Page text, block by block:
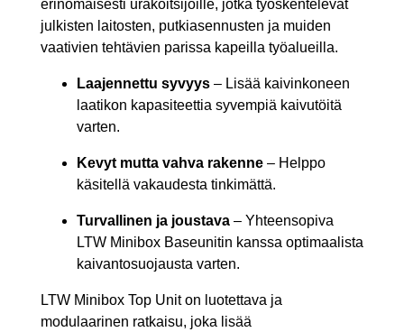
erinomaisesti urakoitsijoille, jotka työskentelevät
julkisten laitosten, putkiasennusten ja muiden
vaativien tehtävien parissa kapeilla työalueilla.
Laajennettu syvyys – Lisää kaivinkoneen
laatikon kapasiteettia syvempiä kaivutöitä
varten.
Kevyt mutta vahva rakenne – Helppo
käsitellä vakaudesta tinkimättä.
Turvallinen ja joustava – Yhteensopiva
LTW Minibox Baseunitin kanssa optimaalista
kaivantosuojausta varten.
LTW Minibox Top Unit on luotettava ja
modulaarinen ratkaisu, joka lisää